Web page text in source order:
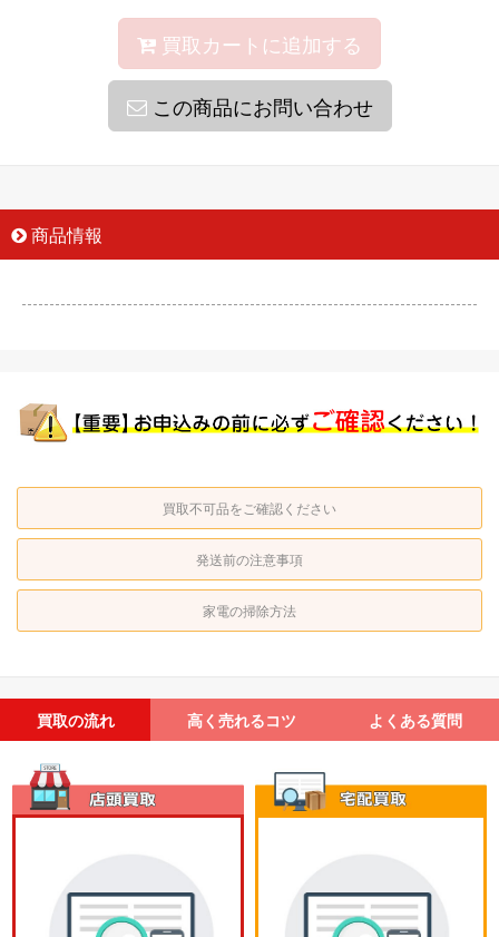
買取カートに追加する
この商品にお問い合わせ
商品情報
買取不可品をご確認ください
発送前の注意事項
家電の掃除方法
買取の流れ 高く売れるコツ よくある質問